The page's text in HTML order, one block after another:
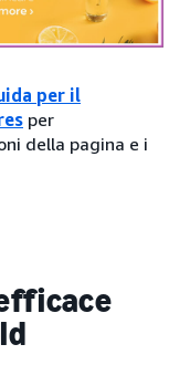
per il
per
della pagina e i